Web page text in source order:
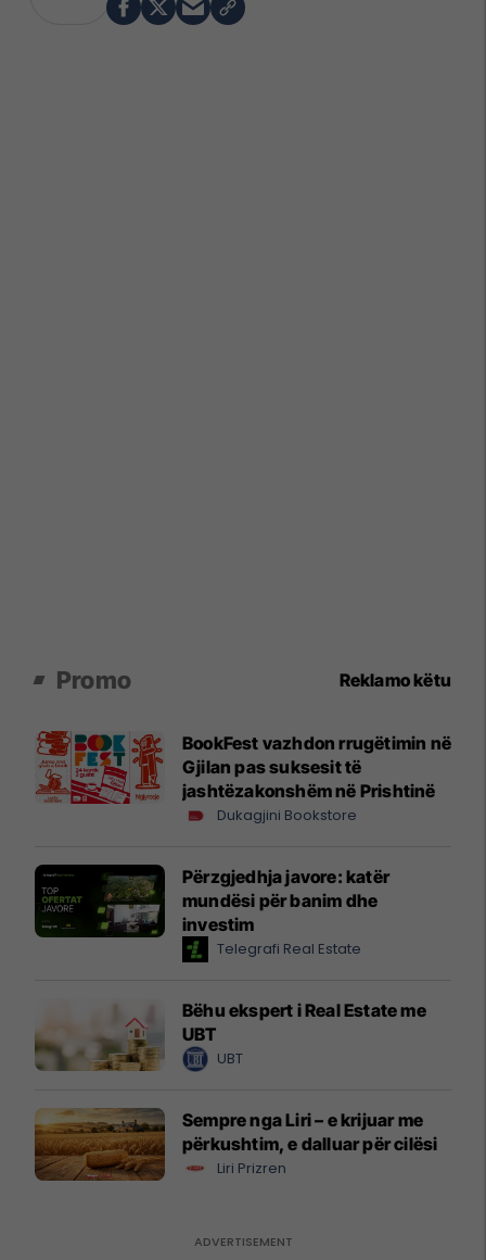
Promo Reklamo këtu
BookFest vazhdon rrugëtimin në
Gjilan pas suksesit të
jashtëzakonshëm në Prishtinë
Dukagjini Bookstore
Përzgjedhja javore: katër
mundësi për banim dhe
investim
Telegrafi Real Estate
Bëhu ekspert i Real Estate me
UBT
UBT
Sempre nga Liri – e krijuar me
përkushtim, e dalluar për cilësi
Liri Prizren